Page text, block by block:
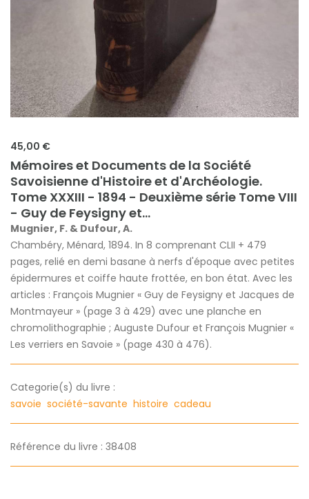
45,00 €
Mémoires et Documents de la Société
Savoisienne d'Histoire et d'Archéologie.
Tome XXXIII - 1894 - Deuxième série Tome VIII
- Guy de Feysigny et...
Mugnier, F. & Dufour, A.
Chambéry, Ménard, 1894. In 8 comprenant CLII + 479
pages, relié en demi basane à nerfs d'époque avec petites
épidermures et coiffe haute frottée, en bon état. Avec les
articles : François Mugnier « Guy de Feysigny et Jacques de
Montmayeur » (page 3 à 429) avec une planche en
chromolithographie ; Auguste Dufour et François Mugnier «
Les verriers en Savoie » (page 430 à 476).
Categorie(s) du livre :
savoie société-savante histoire cadeau
Référence du livre : 38408